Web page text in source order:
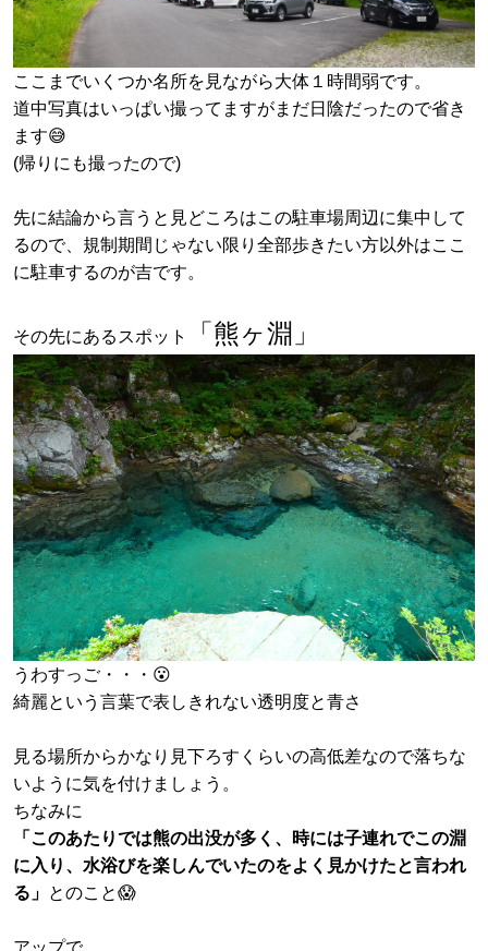
ここまでいくつか名所を見ながら大体１時間弱です。
道中写真はいっぱい撮ってますがまだ日陰だったので省き
ます😅
(帰りにも撮ったので)
先に結論から言うと 見どころはこの駐車場周辺に集中して
るので、 規制期間じゃない限り 全部歩きたい方以外はここ
に駐車するのが吉です。
その先にあるスポット 「熊ヶ淵」
うわすっご・・・😮
綺麗という言葉で表しきれない透明度と青さ
見る場所からかなり見下ろすくらいの高低差なので落ちな
いように気を付けましょう。
ちなみに
「このあたりでは熊の出没が多く、時には子連れでこの淵
に入り、水浴びを楽しんでいたのをよく見かけたと言われ
る」 とのこと😱
アップで